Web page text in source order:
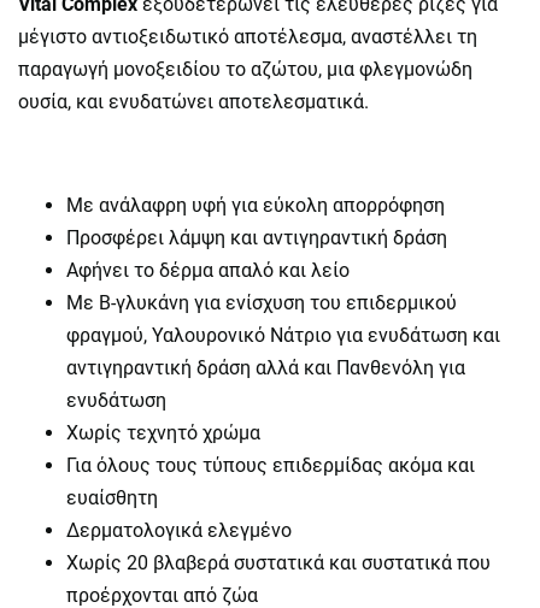
μέγιστο αντιοξειδωτικό αποτέλεσμα, αναστέλλει τη
παραγωγή μονοξειδίου το αζώτου, μια φλεγμονώδη
ουσία, και ενυδατώνει αποτελεσματικά.
Με ανάλαφρη υφή για εύκολη απορρόφηση
Προσφέρει λάμψη και αντιγηραντική δράση
Αφήνει το δέρμα απαλό και λείο
Με B-γλυκάνη για ενίσχυση του επιδερμικού
φραγμού, Υαλουρονικό Νάτριο για ενυδάτωση και
αντιγηραντική δράση αλλά και Πανθενόλη για
ενυδάτωση
Χωρίς τεχνητό χρώμα
Για όλους τους τύπους επιδερμίδας ακόμα και
ευαίσθητη
Δερματολογικά ελεγμένο
Χωρίς 20 βλαβερά συστατικά και συστατικά που
προέρχονται από ζώα